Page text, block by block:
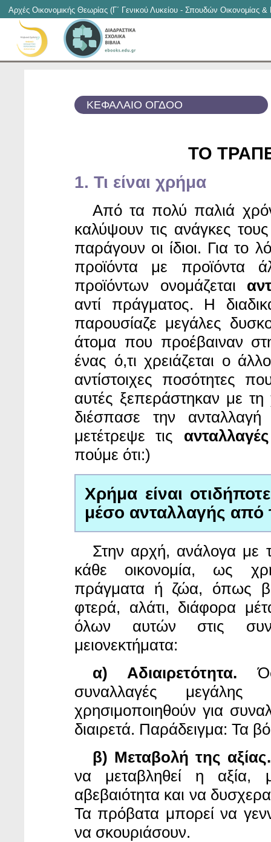
Αρχές Οικονομικής Θεωρίας (Γ΄ Γενικού Λυκείου - Σπουδών Οικονομίας &
ΚΕΦΑΛΑΙΟ ΟΓΔΟΟ
ΤΟ
1. Τι είναι χρήμα
Από τα πολύ παλιά
καλύψουν τις ανάγκες
παράγουν οι ίδιοι. Για το
προϊόντα με προϊόντα
προϊόντων ονομάζεται
αντί πράγματος. Η
παρουσίαζε μεγάλες
άτομα που προέβαιναν
ένας ό,τι χρειάζεται ο
αντίστοιχες ποσότητες
αυτές ξεπεράστηκαν με
διέσπασε την
μετέτρεψε τις ανταλλαγές
πούμε ότι:)
Χρήμα είναι
μέσο ανταλλαγής από
Στην αρχή, ανάλογα με
κάθε οικονομία, ως
πράγματα ή ζώα, όπως
φτερά, αλάτι, διάφορα
όλων αυτών στις
μειονεκτήματα:
α) Αδιαιρετότητα.
συναλλαγές
χρησιμοποιηθούν για
διαιρετά. Παράδειγμα: Τα
β) Μεταβολή της αξίας.
να μεταβληθεί η αξία,
αβεβαιότητα και να
Τα πρόβατα μπορεί να
να σκουριάσουν.